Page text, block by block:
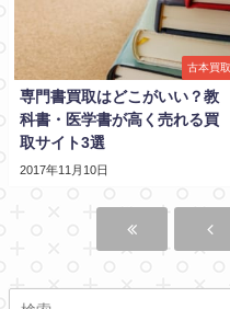
古本買取
専門書買取はどこがいい？教
科書・医学書が高く売れる買
取サイト3選
2017年11月10日